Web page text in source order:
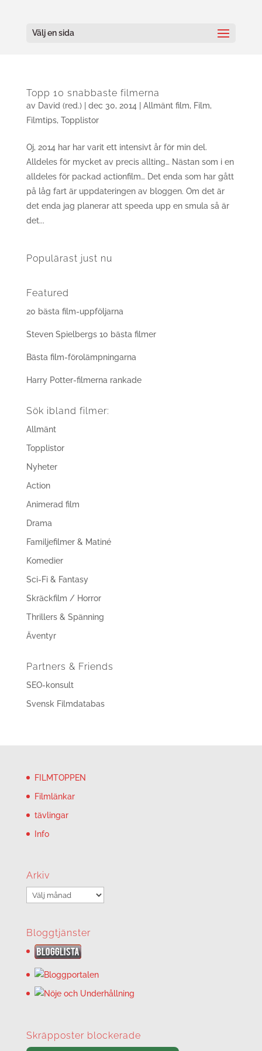
Välj en sida
Topp 10 snabbaste filmerna
av David (red.)| dec 30, 2014 Allmänt film, Film,
Filmtips, Topplistor
Oj, 2014 har har varit ett intensivt år för min del.
Alldeles för mycket av precis allting… Nästan som i en
alldeles för packad actionfilm… Det enda som har gått
på låg fart är uppdateringen av bloggen. Om det är
det enda jag planerar att speeda upp en smula så är
det...
Populärast just nu
Featured
20 bästa film-uppföljarna
Steven Spielbergs 10 bästa filmer
Bästa film-förolämpningarna
Harry Potter-filmerna rankade
Sök ibland filmer:
Allmänt
Topplistor
Nyheter
Action
Animerad film
Drama
Familjefilmer & Matiné
Komedier
Sci-Fi & Fantasy
Skräckfilm / Horror
Thrillers & Spänning
Äventyr
Partners & Friends
SEO-konsult
Svensk Filmdatabas
FILMTOPPEN
Filmlänkar
tävlingar
Info
Arkiv
Arkiv
Bloggtjänster
Skräpposter blockerade